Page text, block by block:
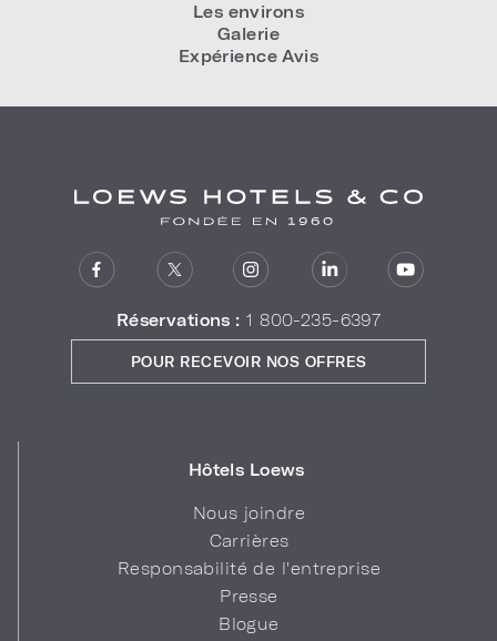
Les environs
Galerie
Expérience Avis
Réservations : 1 800-235-6397
Hôtels Loews
Nous joindre
Carrières
Responsabilité de l'entreprise
Presse
Blogue
POUR RECEVOIR NOS OFFRES